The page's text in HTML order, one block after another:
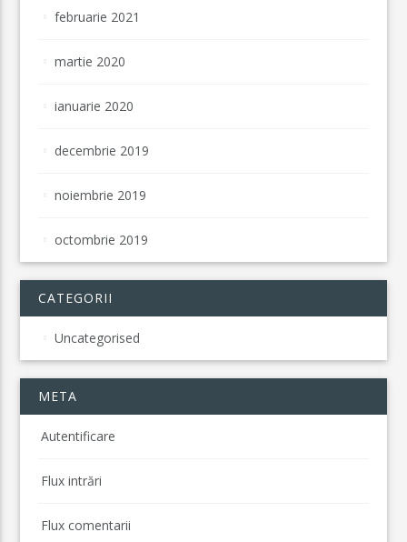
februarie 2021
martie 2020
ianuarie 2020
decembrie 2019
noiembrie 2019
octombrie 2019
CATEGORII
Uncategorised
META
Autentificare
Flux intrări
Flux comentarii